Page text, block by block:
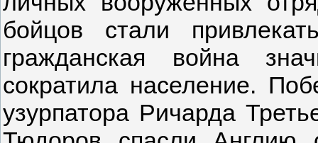
бойцов стали
гражданская война
сократила население.
узурпатора Ричарда